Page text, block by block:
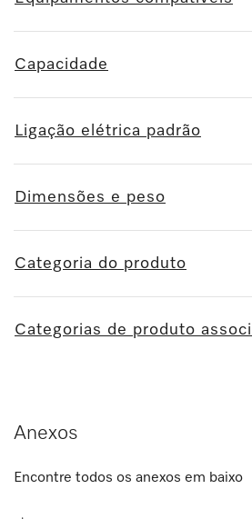
Capacidade
Ligação elétrica padrão
Dimensões e peso
Categoria do produto
Categorias de produto
Anexos
Encontre todos os anexos em baixo